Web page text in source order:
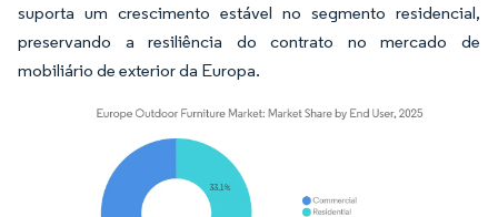
suporta um crescimento estável no segmento residencial,
preservando a resiliência do contrato no mercado de
mobiliário de exterior da Europa.